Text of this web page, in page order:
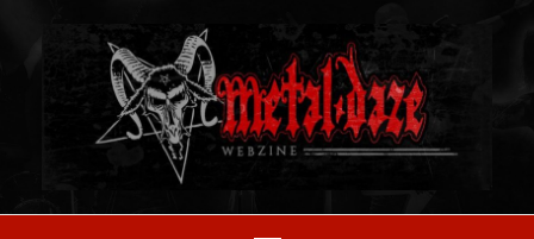
SITIO OFICIAL